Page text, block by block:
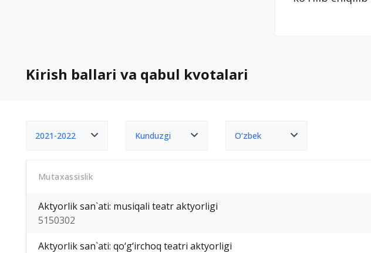
Kirish ballari va qabul kvotalari
2021-2022 Kunduzgi O‘zbek
Mutaxassislik
Aktyorlik san`ati: musiqali teatr aktyorligi
5150302
Aktyorlik san`ati: qo‘g‘irchoq teatri aktyorligi